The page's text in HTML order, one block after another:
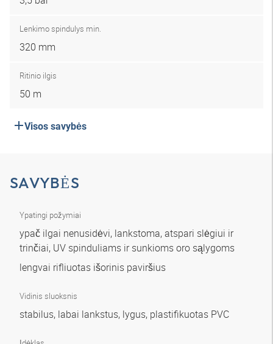
Lenkimo spindulys min.
320 mm
Ritinio ilgis
50 m
Visos savybės
SAVYBĖS
Ypatingi požymiai
ypač ilgai nenusidėvi, lankstoma, atspari slėgiui ir
trinčiai, UV spinduliams ir sunkioms oro sąlygoms
lengvai rifliuotas išorinis paviršius
Vidinis sluoksnis
stabilus, labai lankstus, lygus, plastifikuotas PVC